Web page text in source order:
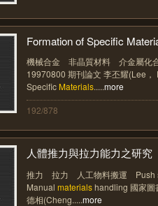
Formation of Specific
機械合金 非晶質材料 介金屬化
19970800 期刊論文 李丕耀(Lee
Specific Materials.....more
192/878
人體推力與拉力能力之研究
推力 拉力 人工物料搬運
Manual materialshandling 國家圖
德相(Cheng.....more